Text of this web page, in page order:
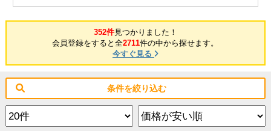
352件見つかりました！
会員登録をすると全2711件の中から探せます。
今すぐ見る
条件を絞り込む